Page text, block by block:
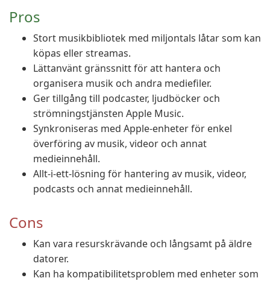
Pros
Stort musikbibliotek med miljontals låtar som kan
köpas eller streamas.
Lättanvänt gränssnitt för att hantera och
organisera musik och andra mediefiler.
Ger tillgång till podcaster, ljudböcker och
strömningstjänsten Apple Music.
Synkroniseras med Apple-enheter för enkel
överföring av musik, videor och annat
medieinnehåll.
Allt-i-ett-lösning för hantering av musik, videor,
podcasts och annat medieinnehåll.
Cons
Kan vara resurskrävande och långsamt på äldre
datorer.
Kan ha kompatibilitetsproblem med enheter som